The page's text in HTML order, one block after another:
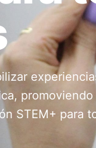
STEM+ para